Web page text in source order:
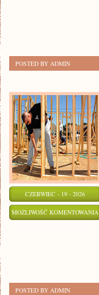
POSTED BY ADMIN
CZERWIEC - 19 - 2026
MOŻLIWOŚĆ KOMENTOWANIA
POSTED BY ADMIN